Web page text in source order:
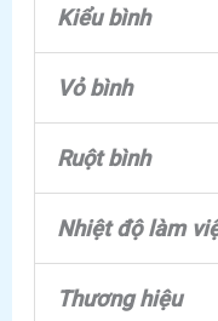
Kiểu bình
Vỏ bình
Ruột bình
Nhiệt độ làm
Thương hiệu